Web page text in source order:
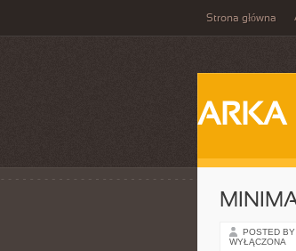
Strona główna
ARKA
POSTED BY
WYŁĄCZONA